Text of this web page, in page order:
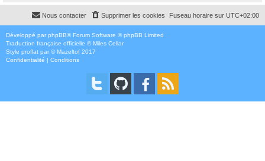
Fuseau horaire sur UTC+02:00
Supprimer les cookies
Nous contacter
Développé par phpBB® Forum Software © phpBB Limited
Traduction française officielle ©Miles Cellar
Style proflat par ©Mazeltof 2017
Confidentialité | Conditions